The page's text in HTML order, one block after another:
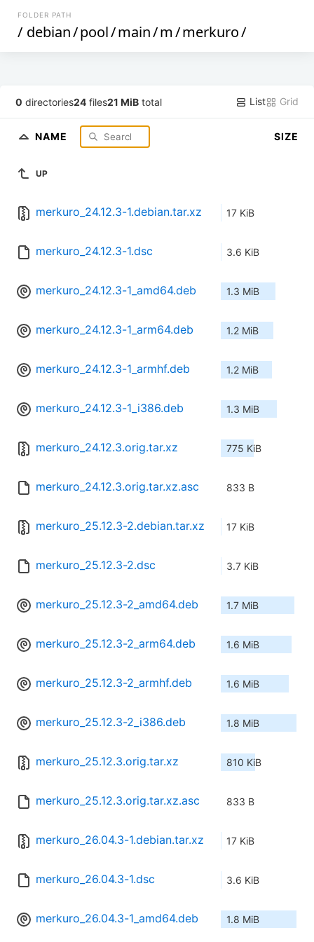
FOLDER PATH
/ debian/pool/main/m/merkuro/
0 directories24 files21 MiB total List Grid
NAME SIZE
UP
merkuro_24.12.3-1.debian.tar.xz 17 KiB
merkuro_24.12.3-1.dsc 3.6 KiB
merkuro_24.12.3-1_amd64.deb 1.3 MiB
merkuro_24.12.3-1_arm64.deb 1.2 MiB
merkuro_24.12.3-1_armhf.deb 1.2 MiB
merkuro_24.12.3-1_i386.deb 1.3 MiB
merkuro_24.12.3.orig.tar.xz 775 KiB
merkuro_24.12.3.orig.tar.xz.asc 833 B
merkuro_25.12.3-2.debian.tar.xz 17 KiB
merkuro_25.12.3-2.dsc 3.7 KiB
merkuro_25.12.3-2_amd64.deb 1.7 MiB
merkuro_25.12.3-2_arm64.deb 1.6 MiB
merkuro_25.12.3-2_armhf.deb 1.6 MiB
merkuro_25.12.3-2_i386.deb 1.8 MiB
merkuro_25.12.3.orig.tar.xz 810 KiB
merkuro_25.12.3.orig.tar.xz.asc 833 B
merkuro_26.04.3-1.debian.tar.xz 17 KiB
merkuro_26.04.3-1.dsc 3.6 KiB
merkuro_26.04.3-1_amd64.deb 1.8 MiB